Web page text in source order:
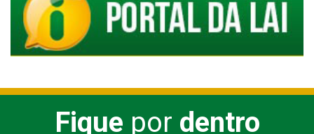
Fique por dentro